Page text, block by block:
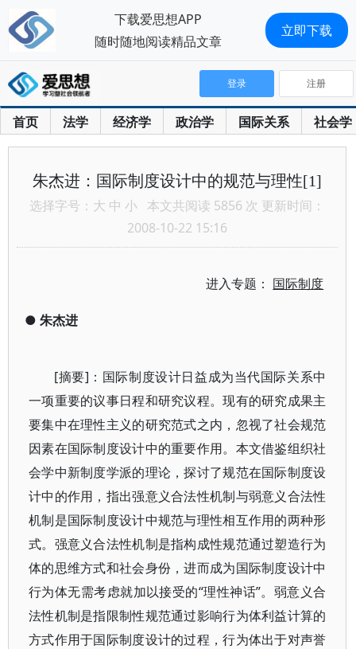
首页 法学 经济学 政治学 国际关系 社会学
登录 注册
朱杰进：国际制度设计中的规范与理性[1]
选择字号： 大 中 小 本文共阅读 5856 次 更新时间：
2008-10-22 15:16
进入专题： 国际制度
● 朱杰进
[摘要]：国际制度设计日益成为当代国际关系中
一项重要的议事日程和研究议程。现有的研究成果主
要集中在理性主义的研究范式之内，忽视了社会规范
因素在国际制度设计中的重要作用。本文借鉴组织社
会学中新制度学派的理论，探讨了规范在国际制度设
计中的作用，指出强意义合法性机制与弱意义合法性
机制是国际制度设计中规范与理性相互作用的两种形
式。强意义合法性机制是指构成性规范通过塑造行为
体的思维方式和社会身份，进而成为国际制度设计中
行为体无需考虑就加以接受的“理性神话”。弱意义合
法性机制是指限制性规范通过影响行为体利益计算的
方式作用于国际制度设计的过程，行为体出于对声誉
下载爱思想APP
随时随地阅读精品文章
立即下载